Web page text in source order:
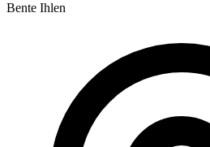
Bente Ihlen